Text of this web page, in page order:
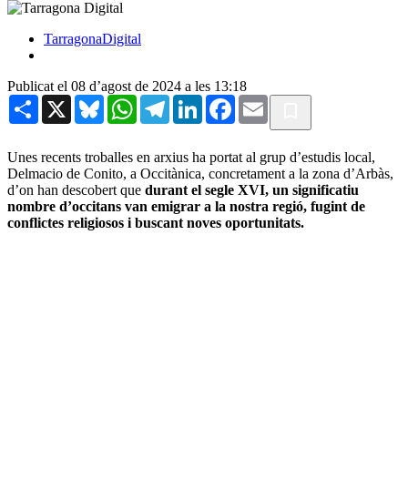
TarragonaDigital
Publicat el 08 d’agost de 2024 a les 13:18
Share X BlueskyWhatsAppTelegramLinkedInFacebook
Email
Unes recents troballes en arxius ha portat al grup d’estudis local,
Delmacio de Conito, a Occitànica, concretament a la zona d’Arbàs,
d’on han descobert que durant el segle XVI, un significatiu
nombre d’occitans van emigrar a la nostra regió, fugint de
conflictes religiosos i buscant noves oportunitats.